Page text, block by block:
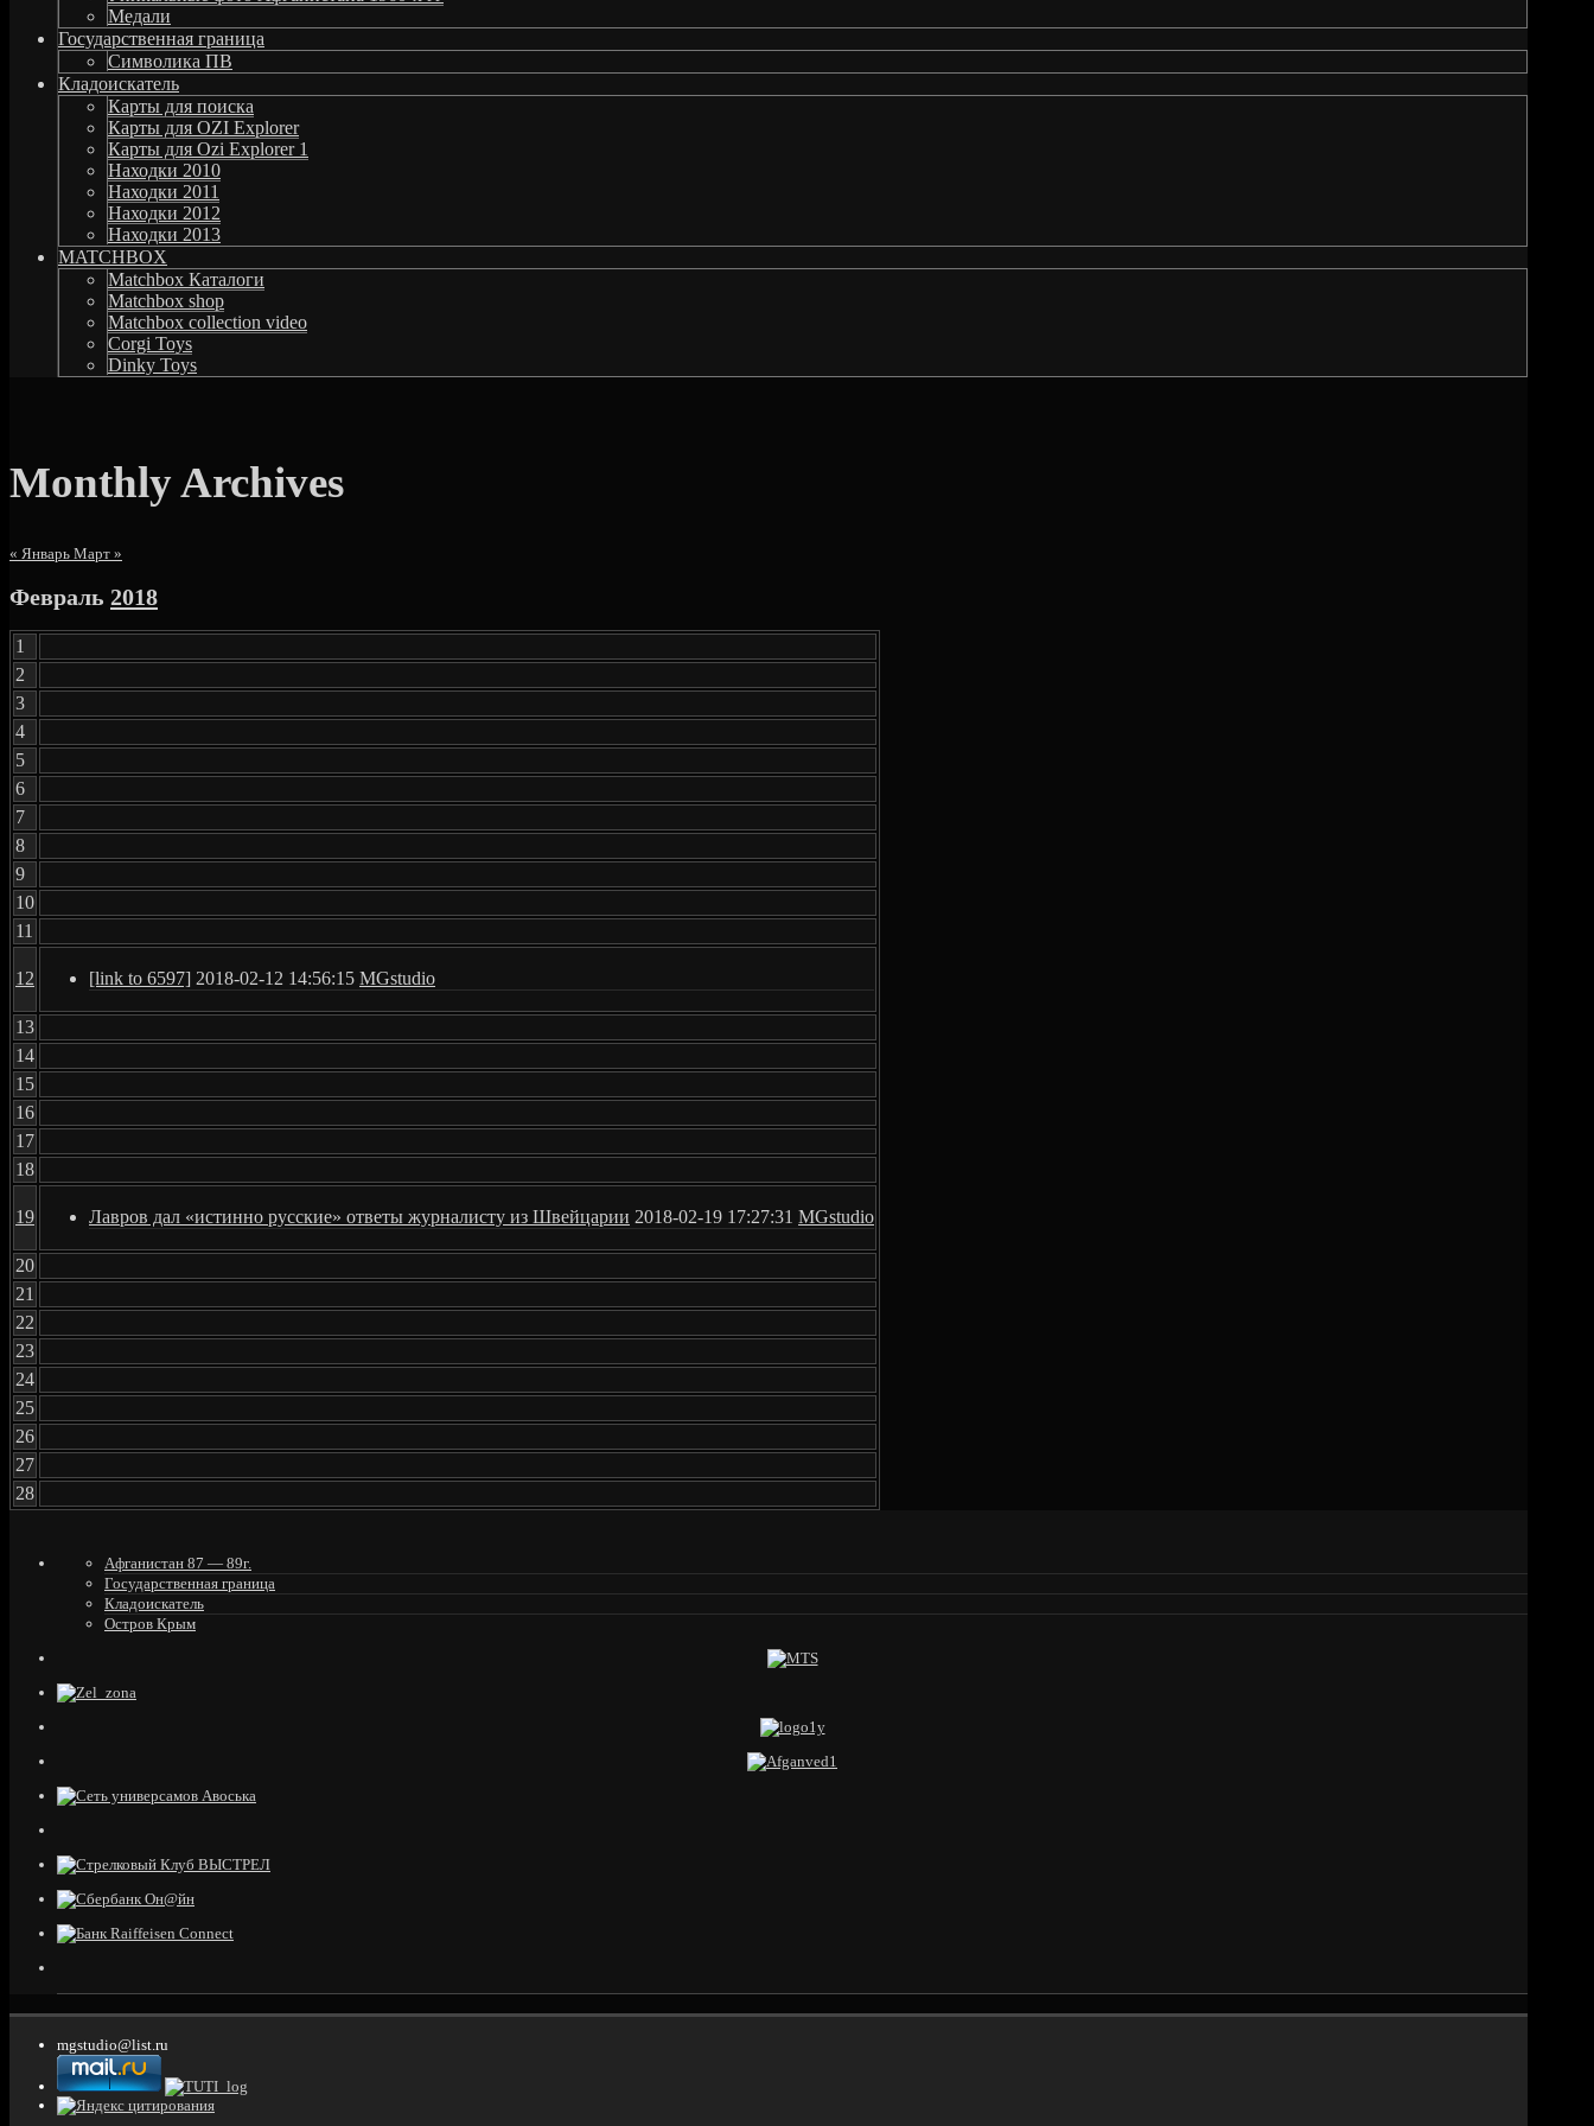
Медали
Государственная граница
Символика ПВ
Кладоискатель
Карты для поиска
Карты для OZI Explorer
Карты для Ozi Explorer 1
Находки 2010
Находки 2011
Находки 2012
Находки 2013
MATCHBOX
Matchbox Каталоги
Matchbox shop
Matchbox collection video
Corgi Toys
Dinky Toys
Monthly Archives
« Январь Март »
Февраль 2018
1
2
3
4
5
6
7
8
9
10
11
12 [link to 6597] 2018-02-12 14:56:15 MGstudio
13
14
15
16
17
18
19 Лавров дал «истинно русские» ответы журналисту из Швейцарии 2018-02-19 17:27:31 MGstudio
20
21
22
23
24
25
26
27
28
Афганистан 87 — 89г.
Государственная граница
Кладоискатель
Остров Крым
mgstudio@list.ru